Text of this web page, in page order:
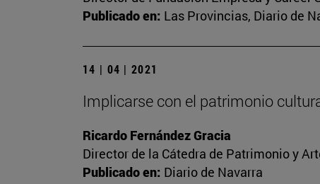
Publicado en: Las Provincias, Diario de
14 | 04 | 2021
Implicarse con el patrimonio
Ricardo Fernández Gracia
Director de la Cátedra de Patrimonio y
Publicado en: Diario de Navarra